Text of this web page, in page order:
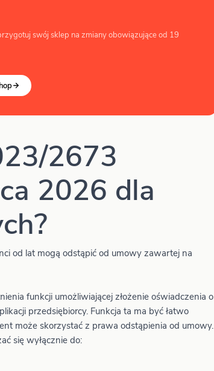
swój sklep na zmiany obowiązujące od 19
2673
2026 dla
od lat mogą odstąpić od umowy zawartej na
funkcji umożliwiającej złożenie oświadczenia o
przedsiębiorcy. Funkcja ta ma być łatwo
może skorzystać z prawa odstąpienia od umowy.
się wyłącznie do: